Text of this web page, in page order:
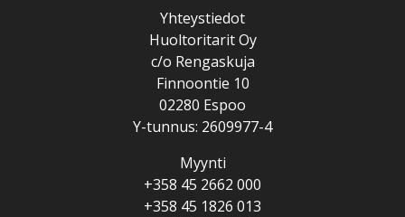
Yhteystiedot
Huoltoritarit Oy
c/o Rengaskuja
Finnoontie 10
02280 Espoo
Y-tunnus: 2609977-4
Myynti
+358 45 2662 000
+358 45 1826 013